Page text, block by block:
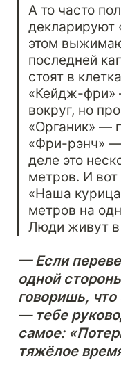
А то часто
декларируют
этом
последней
стоят в
«Кейдж-фри»
вокруг, но
«Органик» —
«Фри-рэнч»
деле это
метров. И
«Наша
метров на
Люди живут в
— Если
одной
говоришь, что
— тебе
самое:
тяжёлое